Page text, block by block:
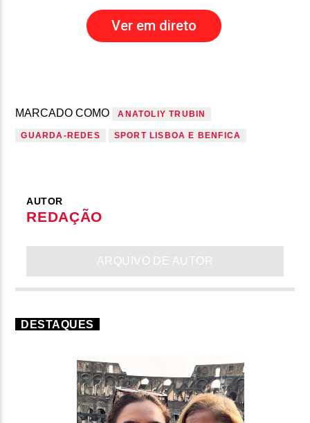
Ver em direto
MARCADO COMO ANATOLIY TRUBIN
GUARDA-REDES SPORT LISBOA E BENFICA
AUTOR
REDAÇÃO
ARQUIVO DE AUTOR
DESTAQUES